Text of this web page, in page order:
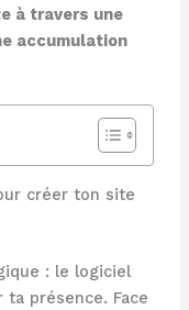
à travers une
accumulation
créer ton site
: le logiciel
présence. Face